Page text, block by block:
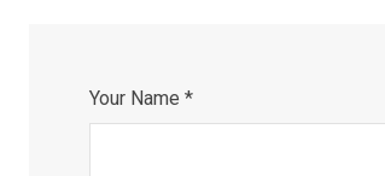
Your Name *